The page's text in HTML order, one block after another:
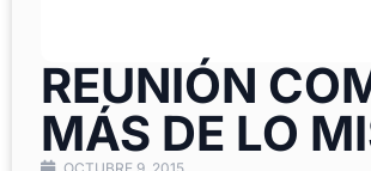
REUNIÓN
MÁS DE LO